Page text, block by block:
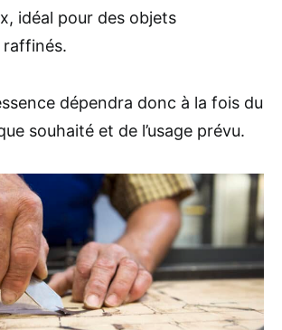
idéal pour des objets
raffinés.
dépendra donc à la fois du
souhaité et de l’usage prévu.